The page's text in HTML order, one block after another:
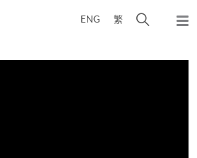
ENG 繁
弹